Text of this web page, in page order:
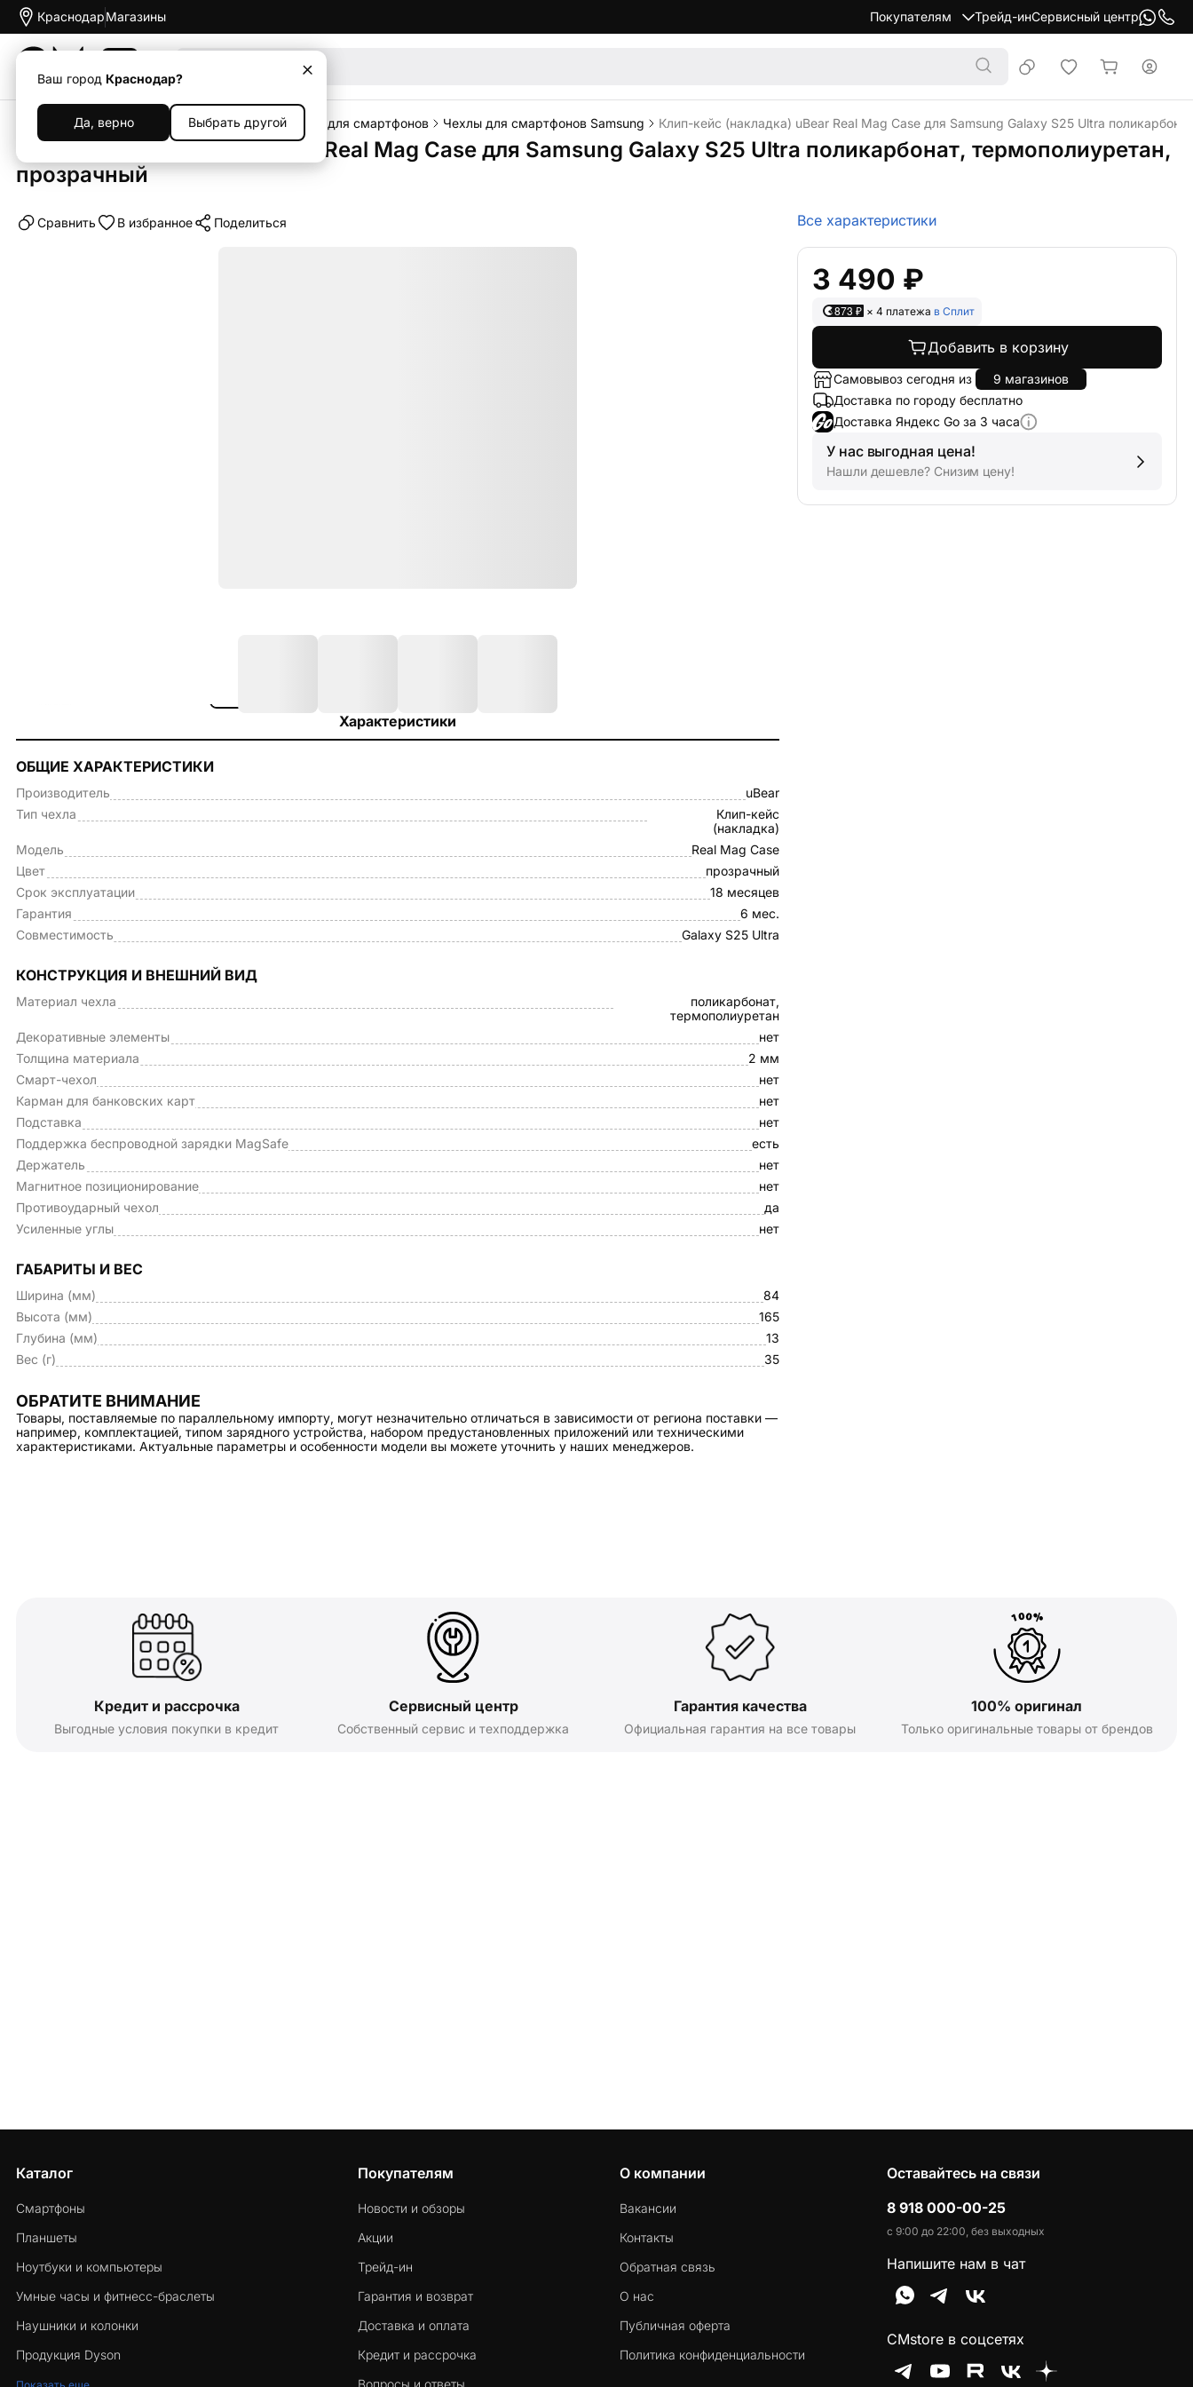
Краснодар
Ваш город Краснодар?
Да, верно Выбрать другой
Магазины Покупателям Трейд-инСервисный центр
Каталог Аксессуары Чехлы Чехлы для смартфонов Чехлы для смартфонов Samsung Клип-кейс (накладка) uBear Real Mag Case для Samsung Galaxy S25 Ultra
Клип-кейс (накладка) uBear Real Mag Case для Samsung Galaxy S25 Ultra поликарбонат, термополиуретан,
прозрачный
Cравнить В избранное Поделиться
Характеристики
ОБЩИЕ ХАРАКТЕРИСТИКИ
Производитель
uBear
Тип чехла
Клип-кейс
(накладка)
Модель
Real Mag Case
Цвет
прозрачный
Срок эксплуатации
18 месяцев
Гарантия
6 мес.
Совместимость
Galaxy S25 Ultra
КОНСТРУКЦИЯ И ВНЕШНИЙ ВИД
Материал чехла
поликарбонат,
термополиуретан
Декоративные элементы
нет
Толщина материала
2 мм
Смарт-чехол
нет
Карман для банковских карт
нет
Подставка
нет
Поддержка беспроводной зарядки MagSafe
есть
Держатель
нет
Магнитное позиционирование
нет
Противоударный чехол
да
Усиленные углы
нет
ГАБАРИТЫ И ВЕС
Ширина (мм)
84
Высота (мм)
165
Глубина (мм)
13
Вес (г)
35
ОБРАТИТЕ ВНИМАНИЕ
Товары, поставляемые по параллельному импорту, могут незначительно отличаться в зависимости от региона поставки —
например, комплектацией, типом зарядного устройства, набором предустановленных приложений или техническими
характеристиками. Актуальные параметры и особенности модели вы можете уточнить у наших менеджеров.
Все характеристики
3 490 ₽
873 ₽ × 4 платежа в Сплит
Добавить в корзину
Самовывоз сегодня из
9 магазинов
Доставка по городу бесплатно
Доставка Яндекс Go за 3 часа
У нас выгодная цена!
Нашли дешевле? Снизим цену!
Кредит и рассрочка
Выгодные условия покупки в кредит
Сервисный центр
Собственный сервис и техподдержка
Гарантия качества
Официальная гарантия на все товары
100% оригинал
Только оригинальные товары от брендов
Каталог
Смартфоны
Планшеты
Ноутбуки и компьютеры
Умные часы и фитнесс-браслеты
Наушники и колонки
Продукция Dyson
Покупателям
Новости и обзоры
Акции
Трейд-ин
Гарантия и возврат
Доставка и оплата
Кредит и рассрочка
Вопросы и ответы
О компании
Вакансии
Контакты
Обратная связь
О нас
Публичная оферта
Политика конфиденциальности
Оставайтесь на связи
8 918 000-00-25
с 9:00 до 22:00, без выходных
Напишите нам в чат
CMstore в соцсетях